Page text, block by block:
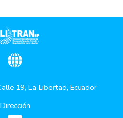
19, La Libertad, Ecuador
Dirección